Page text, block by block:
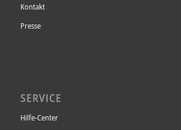
Kontakt
Presse
SERVICE
Hilfe-Center